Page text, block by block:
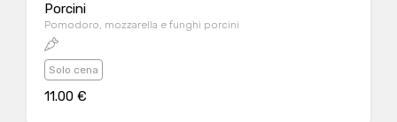
Porcini
Pomodoro, mozzarella e funghi porcini
Solo cena
11.00 €